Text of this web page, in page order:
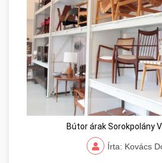
Bútor árak Sorokpolány
Írta: Kovács